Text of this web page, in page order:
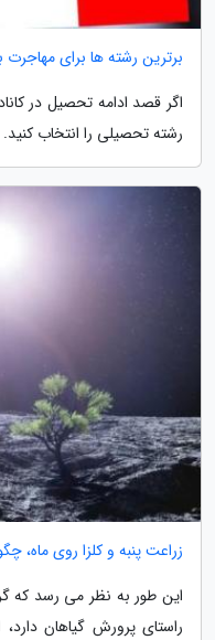
برترین رشته ها برای مهاجرت
اگر قصد ادامه تحصیل در
رشته تحصیلی را انتخاب کنید.
زراعت پنبه و کلزا روی ماه،
این طور به نظر می رسد که
راستای پرورش گیاهان